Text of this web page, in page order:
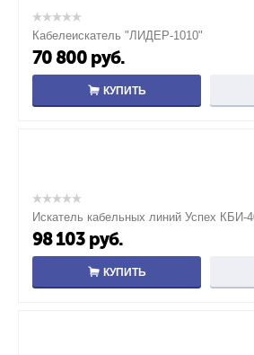
Кабелеискатель "ЛИДЕР-1010"
70 800 руб.
КУПИТЬ
Искатель кабельных линий Успех КБИ-
98 103 руб.
КУПИТЬ